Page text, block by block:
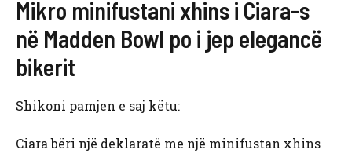
Mikro minifustani xhins i Ciara-s
në Madden Bowl po i jep elegancë
bikerit
Shikoni pamjen e saj këtu:
Ciara bëri një deklaratë me një minifustan xhins